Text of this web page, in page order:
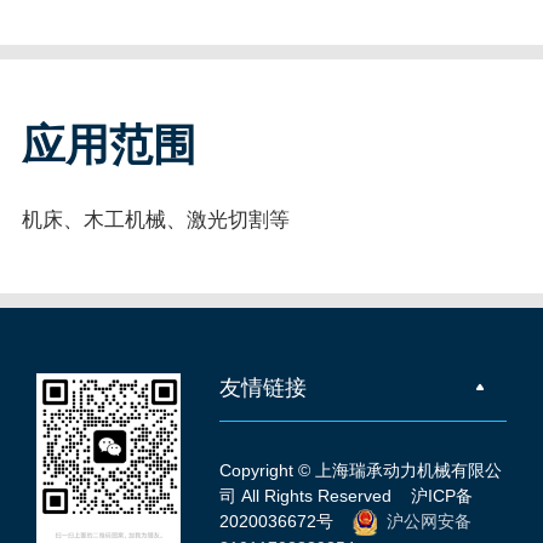
应用范围
机床、木工机械、激光切割等
友情链接
Copyright © 上海瑞承动力机械有限公
司 All Rights Reserved沪ICP备
2020036672号
沪公网安备